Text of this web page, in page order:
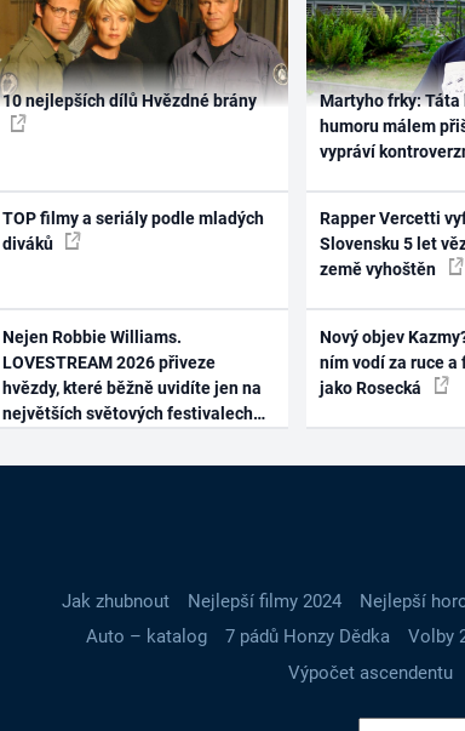
10 nejlepších dílů Hvězdné brány
TOP filmy a seriály podle mladých
diváků
Nejen Robbie Williams.
LOVESTREAM 2026 přiveze
hvězdy, které běžně uvidíte jen na
největších světových festivalech
Martyho frky:
humoru málem
vypráví
Rapper Vercetti
Slovensku 5 let
země vyhoštěn
Nový objev
ním vodí za ruce
jako Rosecká
Jak zhubnout Nejlepší filmy 2024 Nejlepší
Auto – katalog
7 pádů Honzy Dědka Volby
Výpočet ascendentu